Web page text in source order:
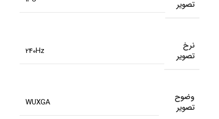
تصویر
نرخ
تصویر
240Hz
وضوح
تصویر
WUXGA